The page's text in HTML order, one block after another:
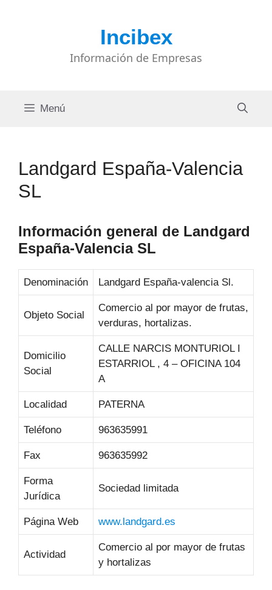
Incibex
Información de Empresas
Menú
Landgard España-Valencia
SL
Información general de Landgard
España-Valencia SL
Denominación Landgard España-valencia Sl.
Objeto Social
Comercio al por mayor de frutas,
verduras, hortalizas.
Domicilio
Social
CALLE NARCIS MONTURIOL I
ESTARRIOL , 4 – OFICINA 104
A
Localidad PATERNA
Teléfono 963635991
Fax 963635992
Forma
Jurídica
Sociedad limitada
Página Web www.landgard.es
Actividad
Comercio al por mayor de frutas
y hortalizas